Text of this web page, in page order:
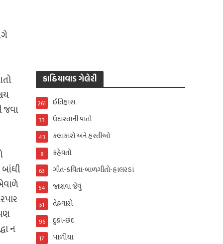
જવા
ન
કાઠિયાવાડ ગેલેરી
ઈતિહાસ
261
ઉદારતાની વાતો
33
કલાકારો અને હસ્તીઓ
43
કહેવતો
8
ગીત-કવિતા-બાળગીતો-હાલરડાં
63
જાણવા જેવું
54
તેહવારો
51
દુહા-છંદ
96
પાળીયા
17